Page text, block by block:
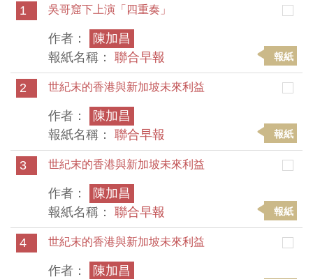
1 吳哥窟下上演「四重奏」
作者：
陳加昌
報紙名稱： 聯合早報 報紙
2 世紀末的香港與新加坡未來利益
作者：
陳加昌
報紙名稱： 聯合早報 報紙
3 世紀末的香港與新加坡未來利益
作者：
陳加昌
報紙名稱： 聯合早報 報紙
4 世紀末的香港與新加坡未來利益
作者：
陳加昌